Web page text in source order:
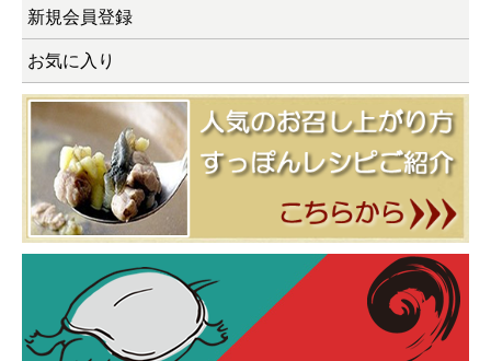
新規会員登録
お気に入り